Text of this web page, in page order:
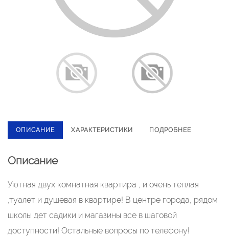
ОПИСАНИЕ ХАРАКТЕРИСТИКИ ПОДРОБНЕЕ
Описание
Уютная двух комнатная квартира , и очень теплая
,туалет и душевая в квартире! В центре города, рядом
школы дет садики и магазины все в шаговой
доступности! Остальные вопросы по телефону!